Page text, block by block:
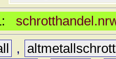
,
altmetallschrott